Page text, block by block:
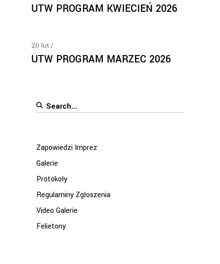
UTW PROGRAM KWIECIEŃ 2026
20 lut
UTW PROGRAM MARZEC 2026
Search
Zapowiedzi Imprez
Galerie
Protokoły
Regulaminy Zgłoszenia
Video Galerie
Felietony